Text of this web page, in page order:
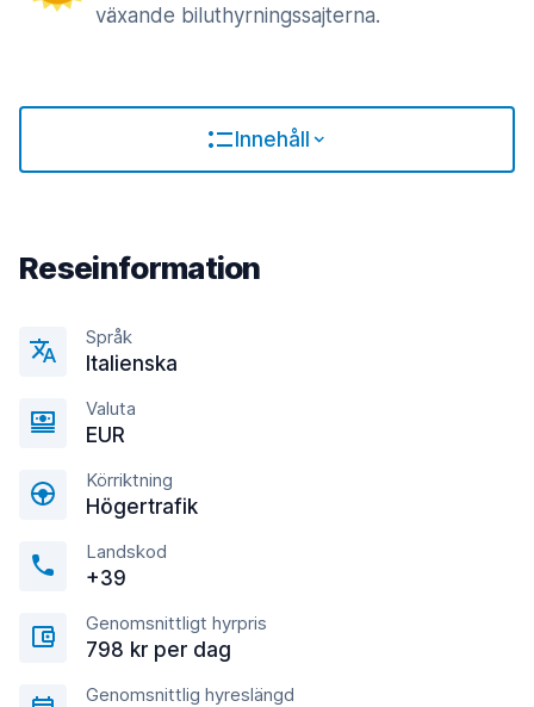
växande biluthyrningssajterna.
Innehåll
Reseinformation
Språk
Italienska
Valuta
EUR
Körriktning
Högertrafik
Landskod
+39
Genomsnittligt hyrpris
798 kr per dag
Genomsnittlig hyreslängd